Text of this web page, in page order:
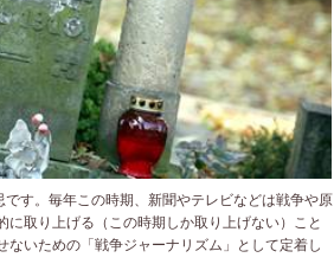
す。毎年この時期、新聞やテレビなどは戦争や原
取り上げる（この時期しか取り上げない）こと
いための「戦争ジャーナリズム」として定着し